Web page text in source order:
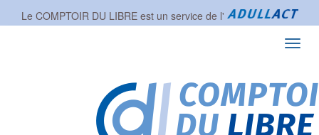
Le COMPTOIR DU LIBRE est un service de l'